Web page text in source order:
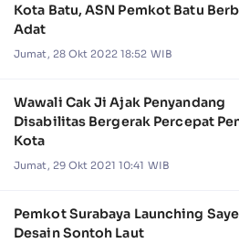
Kota Batu, ASN Pemkot Batu
Adat
Jumat, 28 Okt 2022 18:52 WIB
Wawali Cak Ji Ajak Penyandang
Disabilitas Bergerak Percepat
Kota
Jumat, 29 Okt 2021 10:41 WIB
Pemkot Surabaya Launching
Desain Sontoh Laut